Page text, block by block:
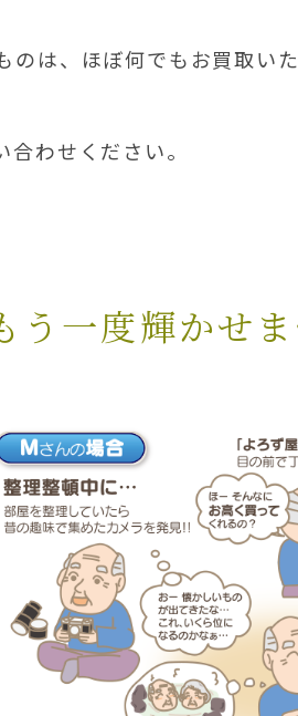
は、ほぼ何でもお買取いた
わせください。
一度輝かせま